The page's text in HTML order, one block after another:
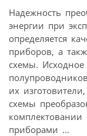
Надежность
энергии при
определяется
приборов, а
схемы. Исходное
их
схемы
приборами ...